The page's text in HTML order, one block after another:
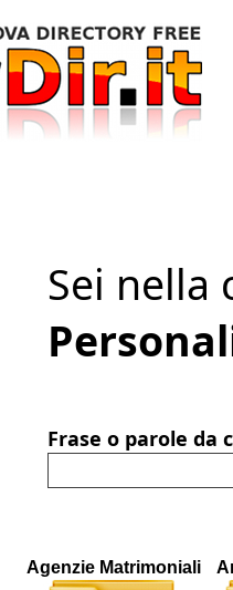
Sei
Frase o parole da
Agenzie Matrimoniali